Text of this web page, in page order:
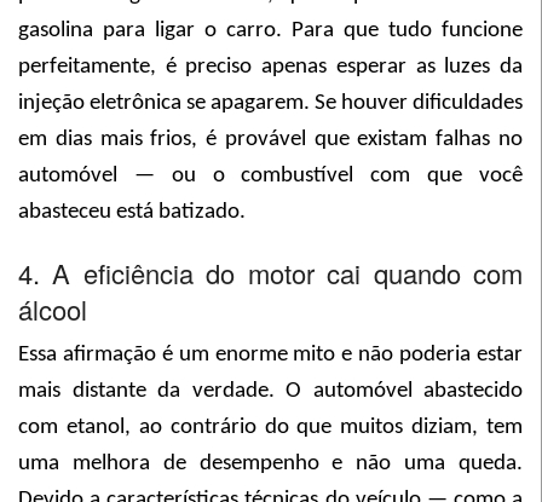
gasolina para ligar o carro. Para que tudo funcione
perfeitamente, é preciso apenas esperar as luzes da
injeção eletrônica se apagarem. Se houver dificuldades
em dias mais frios, é provável que existam falhas no
automóvel — ou o combustível com que você
abasteceu está batizado.
4. A eficiência do motor cai quando com
álcool
Essa afirmação é um enorme mito e não poderia estar
mais distante da verdade. O automóvel abastecido
com etanol, ao contrário do que muitos diziam, tem
uma melhora de desempenho e não uma queda.